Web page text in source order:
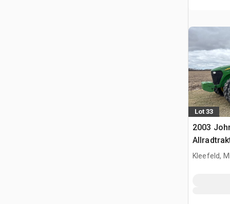
Lot 33
2003
Kleefeld,